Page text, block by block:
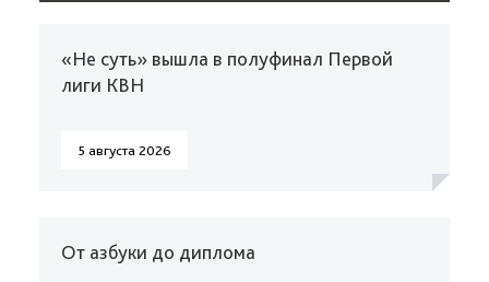
«Не суть» вышла в полуфинал Первой
лиги КВН
5 августа 2026
От азбуки до диплома